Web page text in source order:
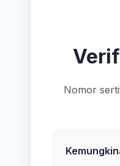
Nomor